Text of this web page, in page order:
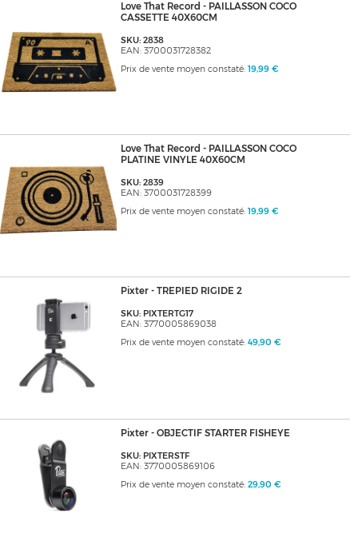
Love That Record - PAILLASSON COCO
CASSETTE 40X60CM
SKU: 2838
EAN: 3700031728382
Prix de vente moyen constaté: 19,99 €
Love That Record - PAILLASSON COCO
PLATINE VINYLE 40X60CM
SKU: 2839
EAN: 3700031728399
Prix de vente moyen constaté: 19,99 €
Pixter - TREPIED RIGIDE 2
SKU: PIXTERTG17
EAN: 3770005869038
Prix de vente moyen constaté: 49,90 €
Pixter - OBJECTIF STARTER FISHEYE
SKU: PIXTERSTF
EAN: 3770005869106
Prix de vente moyen constaté: 29,90 €